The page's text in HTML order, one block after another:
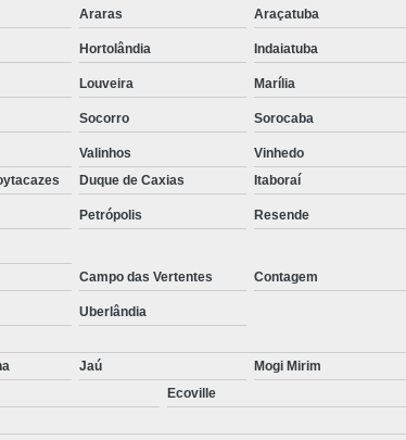
Araras Araçatuba
Hortolândia Indaiatuba
Louveira Marília
Socorro Sorocaba
Valinhos
Vinhedo
Duque de Caxias Itaboraí
Petrópolis Resende
Campo das Vertentes Contagem
Uberlândia
Jaú Mogi Mirim
Ecoville